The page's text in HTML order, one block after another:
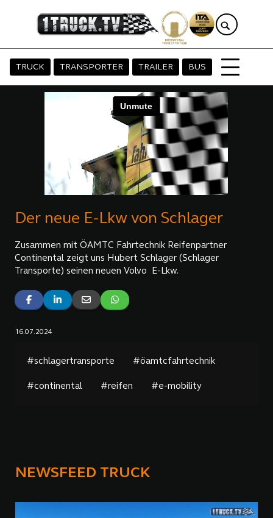
TRUCK TRANSPORTER TRAILER BUS
Der neue E-Lkw von Schlager
Zusammen mit ÖAMTC Fahrtechnik Reifenpartner
Continental zeigt uns Hubert Schlager (Schlager
Transporte) seinen neuen Volvo E-Lkw.
16.07.2024
#schlagertransporte #öamtcfahrtechnik
#continental #reifen #e-mobility
NEWSFEED TRUCK